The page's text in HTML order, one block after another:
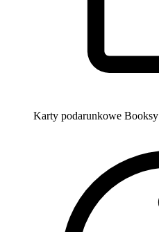
Karty podarunkowe Booksy